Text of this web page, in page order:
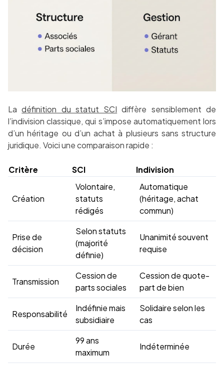
Ladéfinition du statut SCI diffère sensiblement de
l’indivision classique, qui s’impose automatiquement lors
d’un héritage ou d’un achat à plusieurs sans structure
juridique. Voici une comparaison rapide :
Critère SCI Indivision
Création
Volontaire,
statuts
rédigés
Automatique
(héritage, achat
commun)
Prise de
décision
Selon statuts
(majorité
définie)
Unanimité souvent
requise
Transmission
Cession de
parts sociales
Cession de quote-
part de bien
Responsabilité
Indéfinie mais
subsidiaire
Solidaire selon les
cas
Durée
99 ans
maximum
Indéterminée